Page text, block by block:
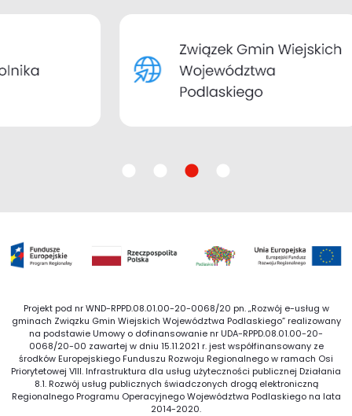
Projekt pod nr WND-RPPD.08.01.00-20-0068/20 pn. „Rozwój e-usług w
gminach Związku Gmin Wiejskich Województwa Podlaskiego” realizowany
na podstawie Umowy o dofinansowanie nr UDA-RPPD.08.01.00-20-
0068/20-00 zawartej w dniu 15.11.2021 r. jest współfinansowany ze
środków Europejskiego Funduszu Rozwoju Regionalnego w ramach Osi
Priorytetowej VIII. Infrastruktura dla usług użyteczności publicznej Działania
8.1. Rozwój usług publicznych świadczonych drogą elektroniczną
Regionalnego Programu Operacyjnego Województwa Podlaskiego na lata
2014-2020.